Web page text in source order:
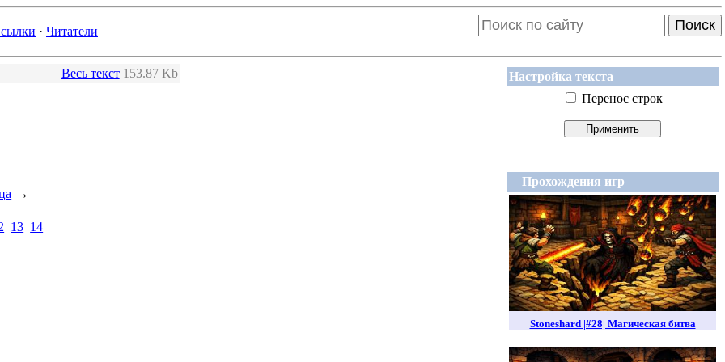
· Читатели Поиск
Настройка текста
Перенос строк
Прохождения игр
Stoneshard |#28| Магическая битва
Весь текст 153.87 Kb
→
13 14